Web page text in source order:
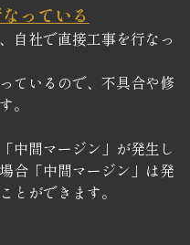
っている
自社で直接工事を行なっ
ているので、不具合や修
。
中間マージン」が発生し
合「中間マージン」は発
とができます。